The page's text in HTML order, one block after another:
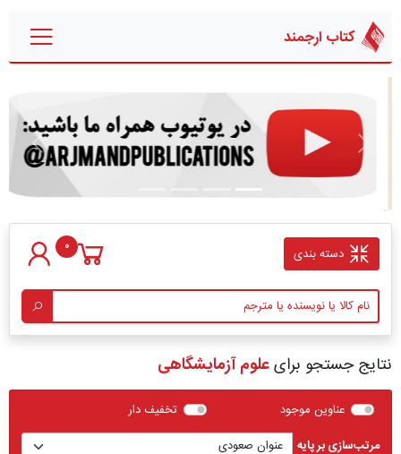
کتاب ارجمند
قبلی بعدی
دسته بندی 0
نتایج جستجو برایعلوم آزمایشگاهی
عناوین موجود
تخفیف دار
مرتب‌سازی بر پایه